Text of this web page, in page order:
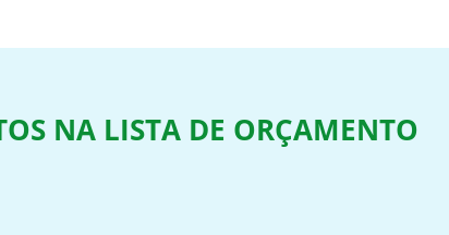
NA LISTA DE ORÇAMENTO